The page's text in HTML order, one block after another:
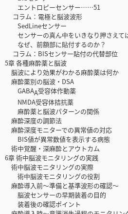
エントロピーセンサー……51
コラム：電極と脳波波形
SedLineセンサー
センサーの真ん中をいきなり押さえて
なぜ、前額部に貼付するのか？
コラム：BISセンサー貼付の代替部位
5章 各種麻酔薬と脳波
脳波により効果がわかる麻酔薬は何か
麻酔薬別の脳波・DSA
GABAA受容体作動薬
NMDA受容体拮抗薬
麻酔薬と脳波パターンの関係
麻酔深度の調節法
麻酔深度モニターでの異常値の対応
BIS値が異常数値を表示する病態
術中覚醒・深麻酔とアウトカム
6章 術中脳波モニタリングの実践
術中脳波モニタリングの実際
術中脳波モニタリングの役割
麻酔導入前～準備と基準波形の確認～
脳波センサーの早期装着の目的
装着後の確認ポイント